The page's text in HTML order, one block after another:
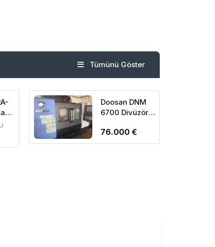
Tümünü Göster
Doosan DNM
6700 Divüzörlü
Merkezi-2024
76.000 €